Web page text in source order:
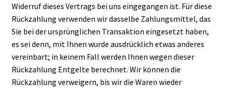
Widerruf dieses Vertrags bei uns eingegangen ist. Für diese
Rückzahlung verwenden wir dasselbe Zahlungsmittel, das
Sie bei der ursprünglichen Transaktion eingesetzt haben,
es sei denn, mit Ihnen wurde ausdrücklich etwas anderes
vereinbart; in keinem Fall werden Ihnen wegen dieser
Rückzahlung Entgelte berechnet. Wir können die
Rückzahlung verweigern, bis wir die Waren wieder